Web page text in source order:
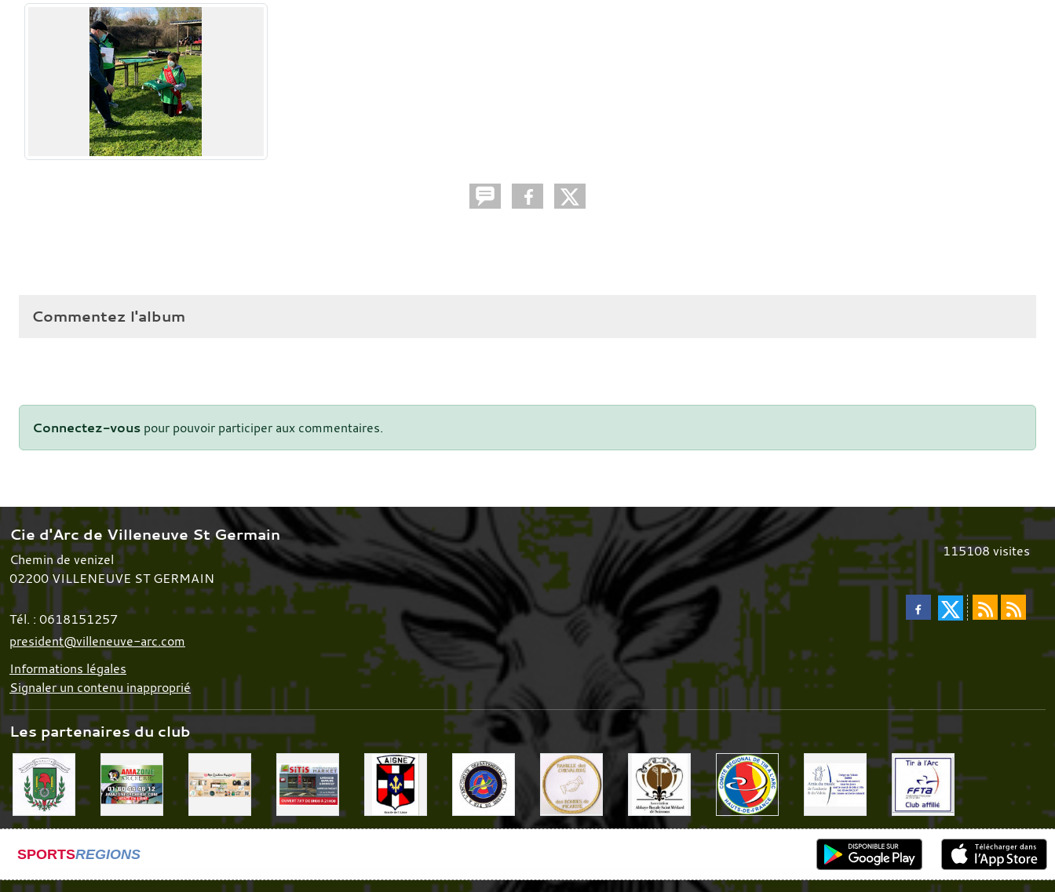
Commentez l'album
Connectez-vous pour pouvoir participer aux commentaires.
Cie d'Arc de Villeneuve St Germain
Chemin de venizel
02200VILLENEUVE ST GERMAIN
Tél. : 0618151257
president@villeneuve-arc.com
Informations légales
Signaler un contenu inapproprié
115108 visites
Les partenaires du club
SPORTSREGIONS